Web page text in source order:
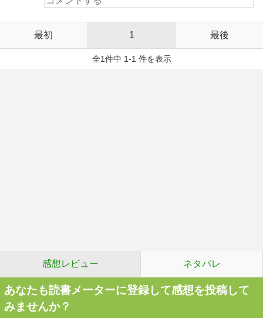
最初 1 最後
全1件中 1-1 件を表示
感想レビュー ネタバレ
あなたも読書メーターに登録して感想を投稿して
みませんか？